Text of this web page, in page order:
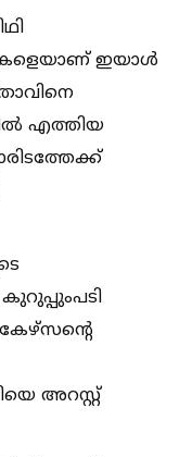
ഇയാള്‍
എത്തിയ
അറസ്റ്റ്